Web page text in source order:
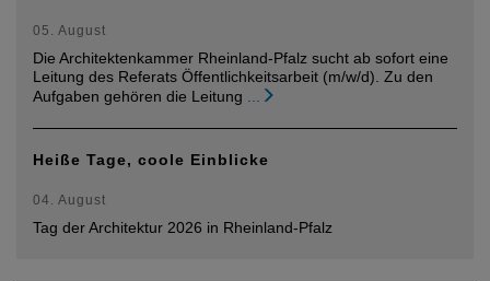
05. August
Die Architektenkammer Rheinland-Pfalz sucht ab sofort eine
Leitung des Referats Öffentlichkeitsarbeit (m/w/d). Zu den
Aufgaben gehören die Leitung
Heiße Tage, coole Einblicke
04. August
Tag der Architektur 2026 in Rheinland-Pfalz